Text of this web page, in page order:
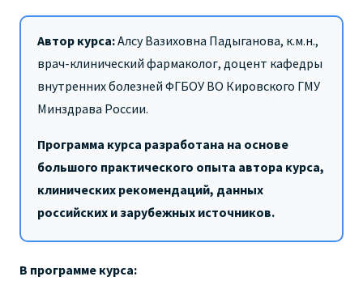
Автор курса:Алсу Вазиховна Падыганова, к.м.н.,
врач-клинический фармаколог, доцент кафедры
внутренних болезней ФГБОУ ВО Кировского ГМУ
Минздрава России.
Программа курса разработана на основе
большого практического опыта автора курса,
клинических рекомендаций, данных
российских и зарубежных источников.
В программе курса: